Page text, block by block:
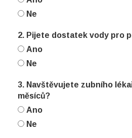
Ne
2. Pijete dostatek vody pro
Ano
Ne
3. Navštěvujete zubního
měsíců?
Ano
Ne